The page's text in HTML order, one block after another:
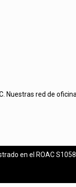
Nuestras red de
en el ROAC S1058